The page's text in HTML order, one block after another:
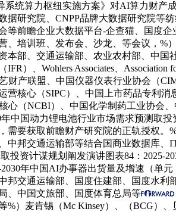
统算力枢纽实施方案》对AI算力财产
据研究院、CNPP品牌大数据研究院
前瞻企业大数据平台-企查猫、国度
培训班、发布会、沙龙、等会议，%
部、交通运输部、农业农村部、中
）、Wohlers Associates、
产联盟、中国仪器仪表行业协会（
核心（SIPC）、中国上市药品专利
心（NCBI）、中国化学制药工业协会
中国动力锂电池行业市场需求预测取
要获取前瞻财产研究院的正轨授权
邦交通运输部等结合国商业数据库
投资计谋规划阐发演讲图表84：2025-
年中国AI办事器出货量及增速（
交通运输部、国度住建部、国度水
、中国文旅部、国度体育总局等
）麦肯锡（Mc Kinsey）、（BCG）